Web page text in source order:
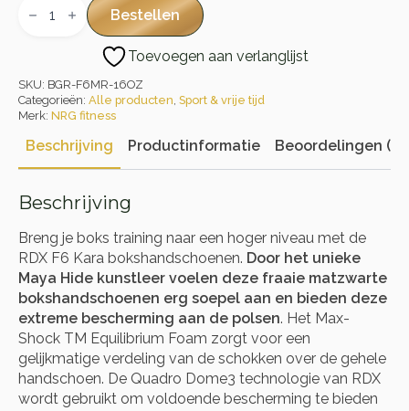
Kara
Bokshandschoenen
Bestellen
Toevoegen aan verlanglijst
SKU: BGR-F6MR-16OZ
Categorieën: Alle producten, Sport & vrije tijd
Merk: NRG fitness
Beschrijving Productinformatie Beoordelingen (0)
Beschrijving
Breng je boks training naar een hoger niveau met de
RDX F6 Kara bokshandschoenen. Door het unieke
Maya Hide kunstleer voelen deze fraaie matzwarte
bokshandschoenen erg soepel aan en bieden deze
extreme bescherming aan de polsen. Het Max-
Shock TM Equilibrium Foam zorgt voor een
gelijkmatige verdeling van de schokken over de gehele
handschoen. De Quadro Dome3 technologie van RDX
wordt gebruikt om voldoende bescherming te bieden